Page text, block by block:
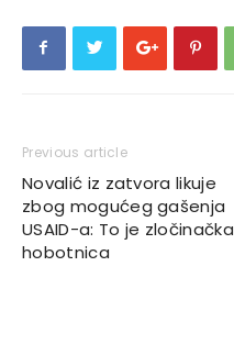
Previous article
Novalić iz zatvora likuje
zbog mogućeg gašenja
USAID-a: To je zločinačka
hobotnica